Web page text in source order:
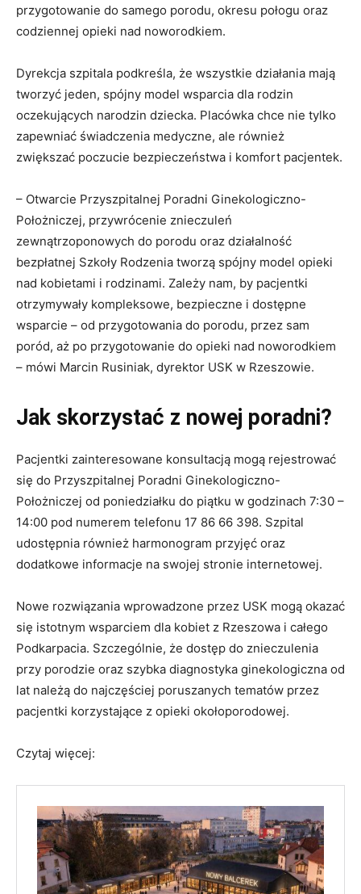
przygotowanie do samego porodu, okresu połogu oraz
codziennej opieki nad noworodkiem.
Dyrekcja szpitala podkreśla, że wszystkie działania mają
tworzyć jeden, spójny model wsparcia dla rodzin
oczekujących narodzin dziecka. Placówka chce nie tylko
zapewniać świadczenia medyczne, ale również
zwiększać poczucie bezpieczeństwa i komfort pacjentek.
– Otwarcie Przyszpitalnej Poradni Ginekologiczno-
Położniczej, przywrócenie znieczuleń
zewnątrzoponowych do porodu oraz działalność
bezpłatnej Szkoły Rodzenia tworzą spójny model opieki
nad kobietami i rodzinami. Zależy nam, by pacjentki
otrzymywały kompleksowe, bezpieczne i dostępne
wsparcie – od przygotowania do porodu, przez sam
poród, aż po przygotowanie do opieki nad noworodkiem
– mówi Marcin Rusiniak, dyrektor USK w Rzeszowie.
Jak skorzystać z nowej poradni?
Pacjentki zainteresowane konsultacją mogą rejestrować
się do Przyszpitalnej Poradni Ginekologiczno-
Położniczej od poniedziałku do piątku w godzinach 7:30 –
14:00 pod numerem telefonu 17 86 66 398. Szpital
udostępnia również harmonogram przyjęć oraz
dodatkowe informacje na swojej stronie internetowej.
Nowe rozwiązania wprowadzone przez USK mogą okazać
się istotnym wsparciem dla kobiet z Rzeszowa i całego
Podkarpacia. Szczególnie, że dostęp do znieczulenia
przy porodzie oraz szybka diagnostyka ginekologiczna od
lat należą do najczęściej poruszanych tematów przez
pacjentki korzystające z opieki okołoporodowej.
Czytaj więcej: